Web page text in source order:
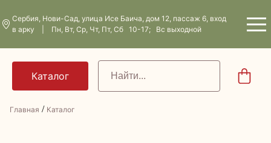
Сербия, Нови-Сад, улица Исе Баича, дом 12, пассаж 6, вход
в арку | Пн, Вт, Ср, Чт, Пт, Сб 10-17; Вс выходной
Главная / Каталог